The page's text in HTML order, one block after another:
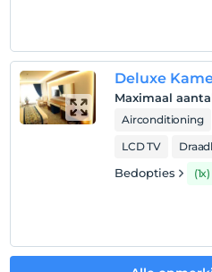
Uitchecken
Voor 12:00
huisdier
Baby's jonger dan 2
1 kind(eren) tot de leeftijd
Deluxe
Maximaal
Airconditioning
LCD TV
Bedopties